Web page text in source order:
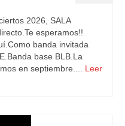
2026, SALA
esperamos!!
banda invitada
base BLB.La
en septiembre.... Leer